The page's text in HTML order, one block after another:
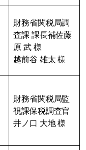
財務省関税局調
査課 課長補佐藤
原 武 様
越前谷 雄太 様
財務省関税局監
視課保税調査官
井ノ口 大地 様